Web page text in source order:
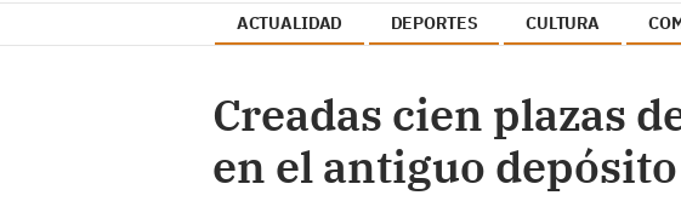
ACTUALIDAD DEPORTES CULTURA
Creadas cien plazas
en el antiguo